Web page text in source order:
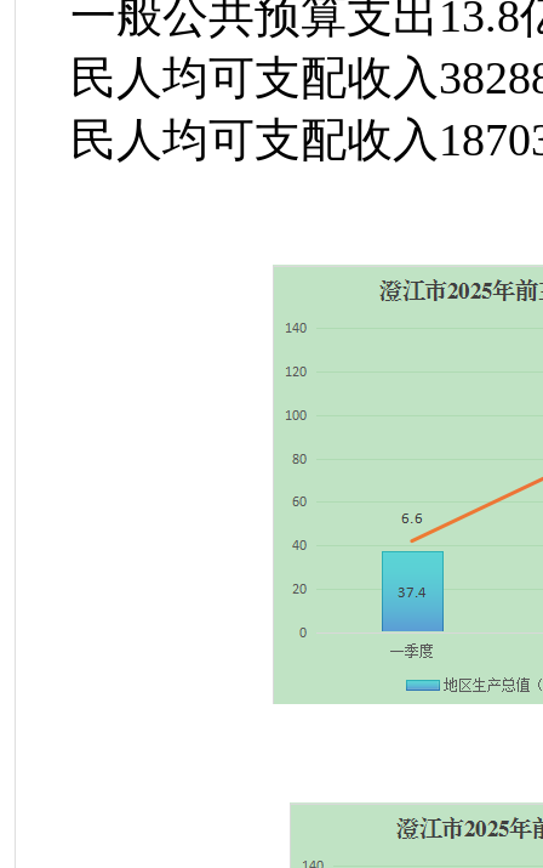
一般公共预算支出 13.8
民人均可支配收入
民人均可支配收入